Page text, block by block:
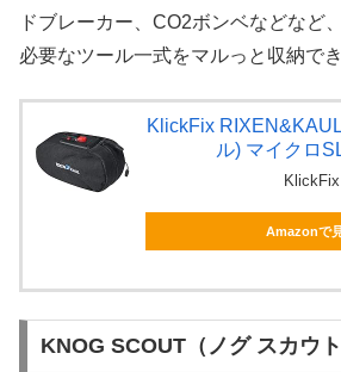
ドブレーカー、CO2ボンベなどなど
必要なツール一式をマルっと収納で
KlickFix
ル) マイクロ
KlickFix
Amazonで
KNOG SCOUT（ノグ スカウト